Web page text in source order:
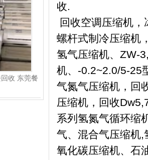
收 东莞餐
回收空调压缩机
螺杆式制冷压缩机
氢气压缩机、ZW-
机、-0.2~2.0/5-25
气氮气压缩机，回
压缩机，回收
系列氢氮气循环缩
气、混合气压缩机,
氧化碳压缩机、石